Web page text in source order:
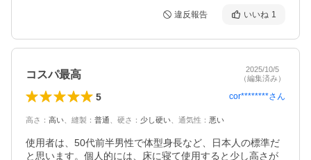
違反報告 いいね 1
コスパ最高
2025/10/5
（編集済み）
5 cor********さん
高さ ： 高い 縫製 ： 普通 硬さ ： 少し硬い 通気性 ： 悪い
使用者は、50代前半男性で体型身長など、日本人の標準だ
と思います。個人的には、床に寝て使用すると少し高さが